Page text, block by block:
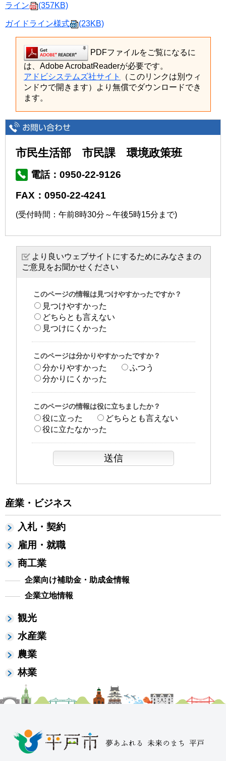
産業・ビジネス
入札・契約
雇用・就職
商工業
企業向け補助金・助成金情報
企業立地情報
観光
水産業
農業
林業
ライン
(357KB)
ガイドライン様式 (23KB)
PDFファイルをご覧になるに
は、Adobe AcrobatReaderが必要です。
アドビシステムズ社サイト
（このリンクは別ウィ
ンドウで開きます）より無償でダウンロードでき
ます。
市民生活部 市民課 環境政策班
電話：0950-22-9126
FAX：0950-22-4241
(受付時間：午前8時30分～午後5時15分まで)
より良いウェブサイトにするためにみなさまの
ご意見をお聞かせください
このページの情報は見つけやすかったですか？
見つけやすかった
どちらとも言えない
見つけにくかった
このページは分かりやすかったですか？
分かりやすかった
ふつう
分かりにくかった
このページの情報は役に立ちましたか？
役に立った
どちらとも言えない
役に立たなかった